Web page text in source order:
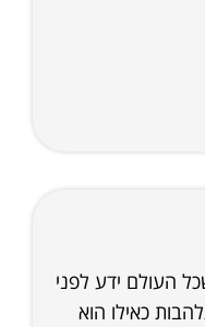
העולם ידע לפני
כאילו הוא